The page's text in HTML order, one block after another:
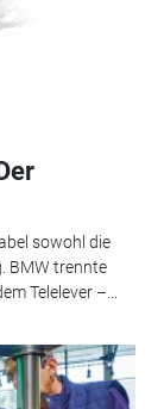
sowohl die
BMW trennte
Telelever –...